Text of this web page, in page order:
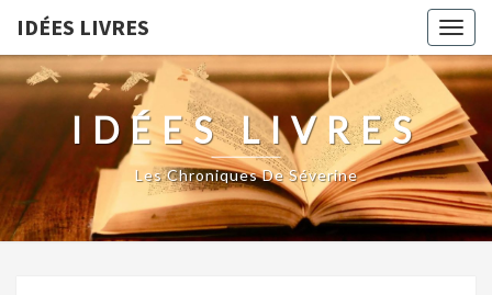
IDÉES LIVRES
IDÉES LIVRES
Les Chroniques De Séverine